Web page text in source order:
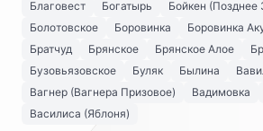
Благовест
Богатырь
Бойкен (Позднее
Болотовское
Боровинка Боровинка
Братчуд
Брянское Брянское Алое
Бузовьязовское
Буляк Былина
Вагнер (Вагнера Призовое)
Вадимовка
Василиса (Яблоня)